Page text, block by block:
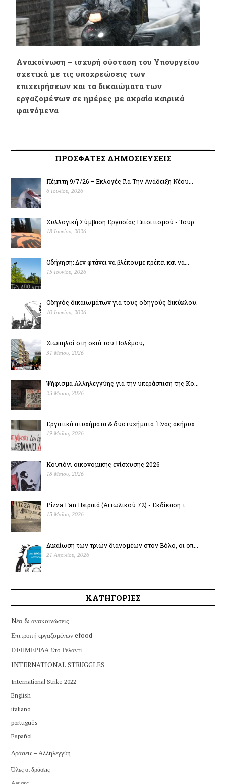
Ανακοίνωση – ισχυρή σύσταση του Υπουργείου
σχετικά με τις υποχρεώσεις των
επιχειρήσεων και τα δικαιώματα των
εργαζομένων σε ημέρες με ακραία καιρικά
φαινόμενα
ΠΡΟΣΦΑΤΕΣ ΔΗΜΟΣΙΕΥΣΕΙΣ
Πέμπτη 9/7/26 – Εκλογές Για Την Ανάδειξη Νέου...
6 Ιουλίου, 2026
Συλλογική Σύμβαση Εργασίας Επισιτισμού - Τουρ...
18 Ιουνίου, 2026
Οδήγηση: Δεν φτάνει να βλέπουμε πρέπει και να...
15 Ιουνίου, 2026
Οδηγός δικαιωμάτων για τους οδηγούς δικύκλου.
10 Ιουνίου, 2026
Σιωπηλοί στη σκιά του Πολέµου;
31 Μαΐου, 2026
Ψήφισμα Αλληλεγγύης για την υπεράσπιση της Κο...
23 Μαΐου, 2026
Εργατικά ατυχήματα & δυστυχήµατα: Ένας ακήρυχ...
19 Μαΐου, 2026
Κουπόνι οικονομικής ενίσχυσης 2026
18 Μαΐου, 2026
Pizza Fan Πειραιά (Αιτωλικού 72) - Εκδίκαση τ...
13 Μαΐου, 2026
Δικαίωση των τριών διανομέων στον Βόλο, οι οπ...
21 Απριλίου, 2026
ΚΑΤΗΓΟΡΙΕΣ
Nέα & ανακοινώσεις
Επιτροπή εργαζομένων efood
ΕΦΗΜΕΡΙΔΑ Στο Ρελαντί
INTERNATIONAL STRUGGLES
International Strike 2022
English
italiano
português
Español
Δράσεις – Αλληλεγγύη
Όλες οι δράσεις